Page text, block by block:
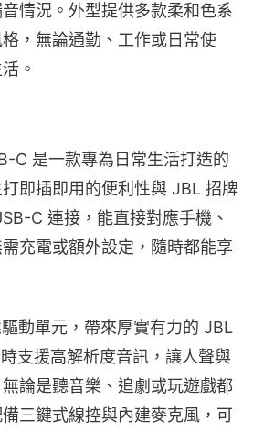
情況。外型提供多款柔和色系
，無論通勤、工作或日常使
。
C 是一款專為日常生活打造的
即插即用的便利性與 JBL 招牌
C 連接，能直接對應手機、
充電或額外設定，隨時都能享
動單元，帶來厚實有力的 JBL
支援高解析度音訊，讓人聲與
論是聽音樂、追劇或玩遊戲都
三鍵式線控與內建麥克風，可